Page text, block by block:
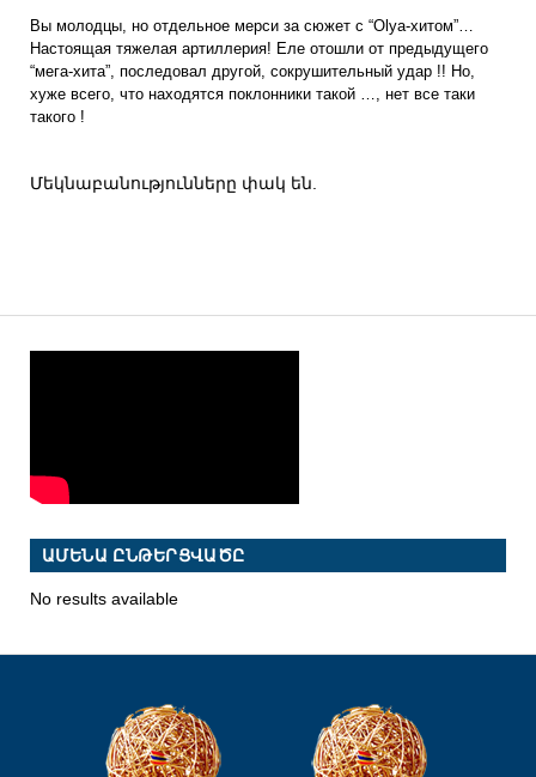
Вы молодцы, но отдельное мерси за сюжет с “Olya-хитом”…
Настоящая тяжелая артиллерия! Еле отошли от предыдущего
“мега-хита”, последовал другой, сокрушительный удар !! Но,
хуже всего, что находятся поклонники такой …, нет все таки
такого !
Մեկնաբանությունները փակ են.
ԱՄԵՆԱ ԸՆԹԵՐՑՎԱԾԸ
No results available